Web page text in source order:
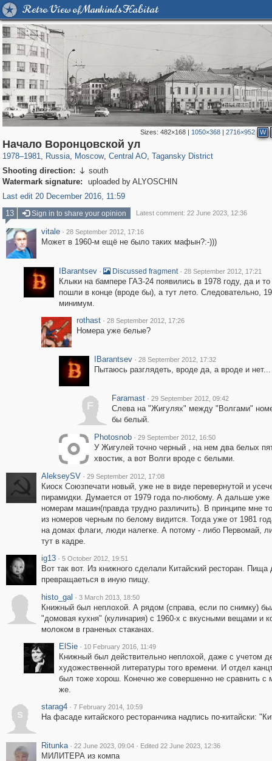
Retro View of Mankind's Habitat
Sizes:482×168 | 1050×368 |2716×952 W
Начало Воронцовской ул
1978–1981, Russia
1,406,522 29,243
, Moscow
319,780 8,286
, Central AO
159,978 5,916
, Tagansky District
10,738
Shooting direction:  south
Watermark signature:
uploaded by ALYOSCHIN
Last edit 20 December 2016, 11:59
13
Sign in to share your opinion Latest comment: 22 June 2023, 12:36
vitale · 28 September 2012, 17:16
Может в 1960-м ещё не было таких мафын?:-)))
IBarantsev · Discussed fragment · 28 September 2012, 17:21
Клыки на бампере ГАЗ-24 появились в 1978 году, да и то
пошли в конце (вроде бы), а тут лето. Следовательно,
минимум.
rothast · 28 September 2012, 17:26
Номера уже белые?
IBarantsev · 28 September 2012, 17:32
Пытаюсь разглядеть, вроде да, а вроде и нет...
F
Faramast · 29 September 2012, 09:42
Слева на "Жигулях" между "Волгами"
бы белый.
Photosnob · 29 September 2012, 16:50
У Жигулей точно черный , на нем два белых
хвостик, а вот Волги вроде с белыми.
AlekseySV · 29 September 2012, 17:08
Киоск Союзпечати новый, уже не в виде перевернутой и
пирамидки. Думается от 1979 года по-любому. А дальше уже
номерам машин(правда трудно различить). В принципе мне
из номеров черным по белому видится. Тогда уже от 1981
на домах флаги, люди налегке. А потому - либо Первомай,
тут в кадре.
ig13 · 5 October 2012, 19:51
Вот так вот. Из книжного сделали Китайский ресторан. Пища
превращаеться в иную пищу.
histo_gal · 3 March 2013, 18:50
Книжный был неплохой. А рядом (справа, если по снимку)
"домовая кухня" (кулинария) с 1960-х с вкусными вещами и
молоком в граненых стаканах.
ElSie · 10 February 2016, 11:49
Книжный был действительно неплохой, даже с учетом
художественной литературы того времени. И отдел
был тоже хорош. Конечно же совершенно не сравнить с
же.
s
starag4 · 7 February 2014, 10:59
На фасаде китайского ресторанчика надпись по-китайски:
Ritunka · 22 June 2023, 09:04 · Edited 22 June 2023, 12:36
МИЛИТЕРА из компа